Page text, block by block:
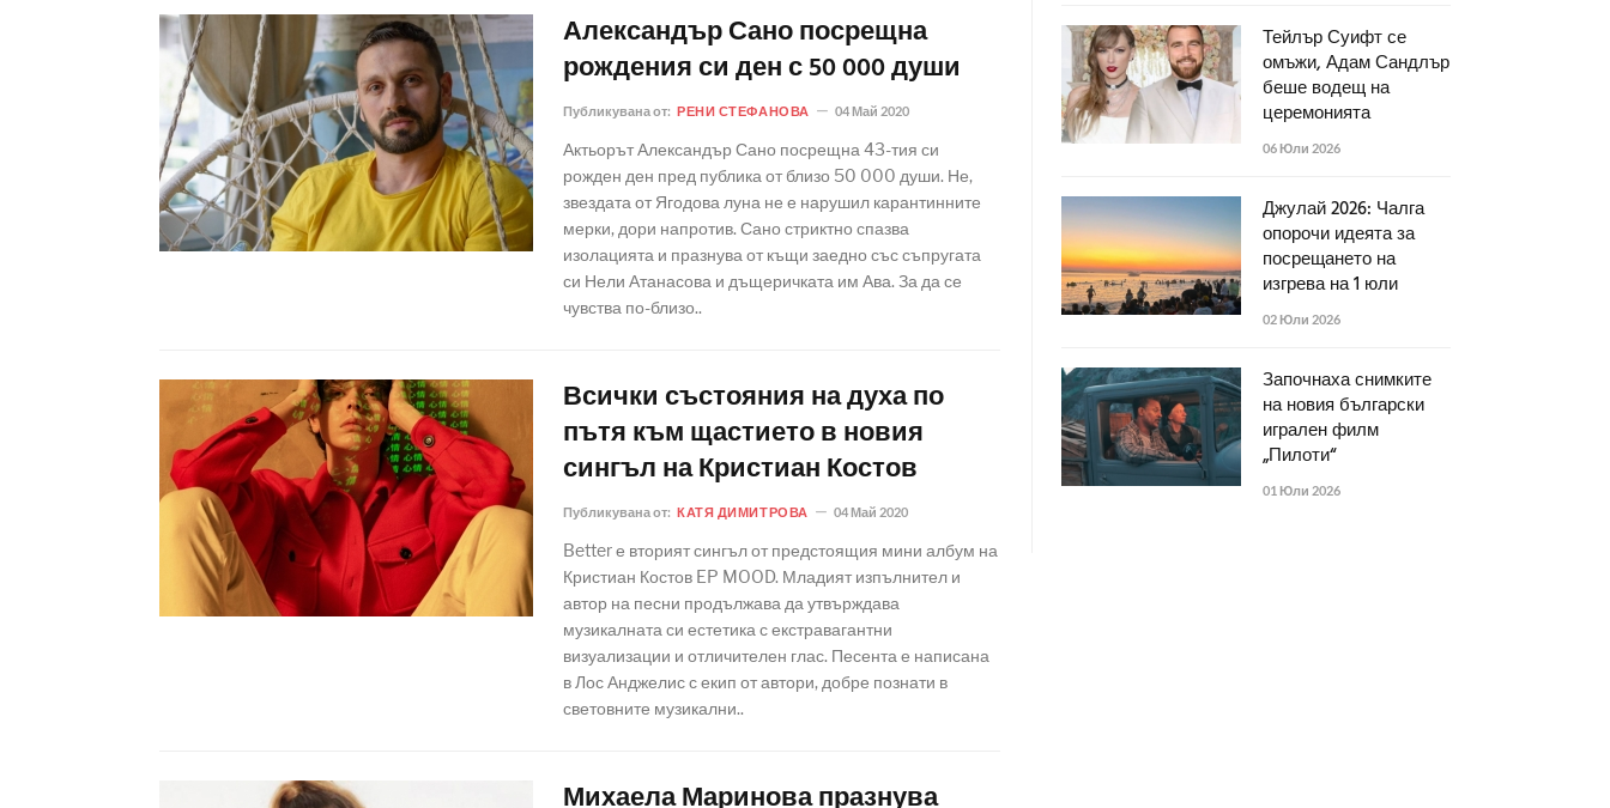
Александър Сано посрещна
рождения си ден с 50 000 души
Публикувана от: РЕНИ СТЕФАНОВА 04 Май 2020
Актьорът Александър Сано посрещна 43-тия си
рожден ден пред публика от близо 50 000 души. Не,
звездата от Ягодова луна не е нарушил карантинните
мерки, дори напротив. Сано стриктно спазва
изолацията и празнува от къщи заедно със съпругата
си Нели Атанасова и дъщеричката им Ава. За да се
чувства по-близо..
Всички състояния на духа по
пътя към щастието в новия
сингъл на Кристиан Костов
Публикувана от: КАТЯ ДИМИТРОВА 04 Май 2020
Better е вторият сингъл от предстоящия мини албум на
Кристиан Костов EP MOOD. Младият изпълнител и
автор на песни продължава да утвърждава
музикалната си естетика с екстравагантни
визуализации и отличителен глас. Песента е написана
в Лос Анджелис с екип от автори, добре познати в
световните музикални..
Михаела Маринова празнува
Тейлър Суифт се
омъжи, Адам Сандлър
беше водещ на
церемонията
06 Юли 2026
Джулай 2026: Чалга
опорочи идеята за
посрещането на
изгрева на 1 юли
02 Юли 2026
Започнаха снимките
на новия български
игрален филм
„Пилоти“
01 Юли 2026